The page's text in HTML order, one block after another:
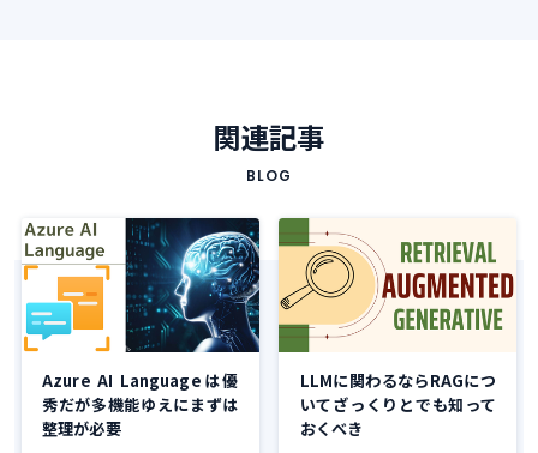
関連記事
BLOG
Azure AI Languageは優
秀だが多機能ゆえにまずは
整理が必要
LLMに関わるならRAGにつ
いてざっくりとでも知って
おくべき